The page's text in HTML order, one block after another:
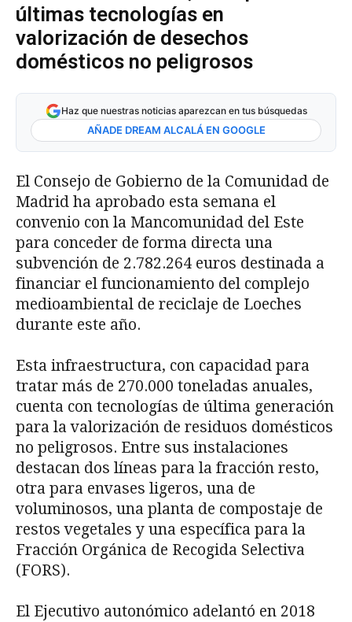
últimas tecnologías en
valorización de desechos
domésticos no peligrosos
Haz que nuestras noticias aparezcan en tus búsquedas
AÑADE DREAM ALCALÁ EN GOOGLE
El Consejo de Gobierno de la Comunidad de
Madrid ha aprobado esta semana el
convenio con la Mancomunidad del Este
para conceder de forma directa una
subvención de 2.782.264 euros destinada a
financiar el funcionamiento del complejo
medioambiental de reciclaje de Loeches
durante este año.
Esta infraestructura, con capacidad para
tratar más de 270.000 toneladas anuales,
cuenta con tecnologías de última generación
para la valorización de residuos domésticos
no peligrosos. Entre sus instalaciones
destacan dos líneas para la fracción resto,
otra para envases ligeros, una de
voluminosos, una planta de compostaje de
restos vegetales y una específica para la
Fracción Orgánica de Recogida Selectiva
(FORS).
El Ejecutivo autonómico adelantó en 2018